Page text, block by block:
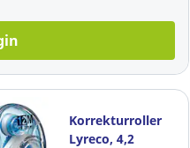
Korrekturroller
Lyreco, 4,2